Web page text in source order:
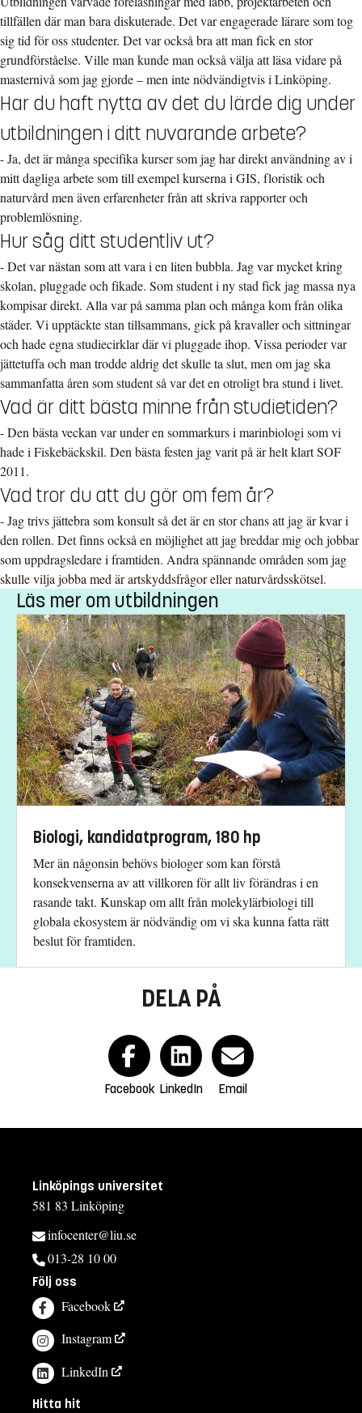
tillfällen där man bara diskuterade. Det var engagerade lärare som tog
sig tid för oss studenter. Det var också bra att man fick en stor
grundförståelse. Ville man kunde man också välja att läsa vidare på
masternivå som jag gjorde – men inte nödvändigtvis i Linköping.
Har du haft nytta av det du lärde dig under
utbildningen i ditt nuvarande arbete?
- Ja, det är många specifika kurser som jag har direkt användning av i
mitt dagliga arbete som till exempel kurserna i GIS, floristik och
naturvård men även erfarenheter från att skriva rapporter och
problemlösning.
Hur såg ditt studentliv ut?
- Det var nästan som att vara i en liten bubbla. Jag var mycket kring
skolan, pluggade och fikade. Som student i ny stad fick jag massa nya
kompisar direkt. Alla var på samma plan och många kom från olika
städer. Vi upptäckte stan tillsammans, gick på kravaller och sittningar
och hade egna studiecirklar där vi pluggade ihop. Vissa perioder var
jättetuffa och man trodde aldrig det skulle ta slut, men om jag ska
sammanfatta åren som student så var det en otroligt bra stund i livet.
Vad är ditt bästa minne från studietiden?
- Den bästa veckan var under en sommarkurs i marinbiologi som vi
hade i Fiskebäckskil. Den bästa festen jag varit på är helt klart SOF
2011.
Vad tror du att du gör om fem år?
- Jag trivs jättebra som konsult så det är en stor chans att jag är kvar i
den rollen. Det finns också en möjlighet att jag breddar mig och jobbar
som uppdragsledare i framtiden. Andra spännande områden som jag
skulle vilja jobba med är artskyddsfrågor eller naturvårdsskötsel.
Läs mer om utbildningen
Biologi, kandidatprogram, 180 hp
Mer än någonsin behövs biologer som kan förstå
konsekvenserna av att villkoren för allt liv förändras i en
rasande takt. Kunskap om allt från molekylärbiologi till
globala ekosystem är nödvändig om vi ska kunna fatta rätt
beslut för framtiden.
DELA PÅ
Facebook LinkedIn Email
Linköpings universitet
581 83 Linköping
infocenter@liu.se
013-28 10 00
Följ oss
Facebook
Instagram
LinkedIn
Hitta hit